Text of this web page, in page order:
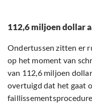
112,6 miljoen dollar
Ondertussen zitten er
op het moment van
van 112,6 miljoen
overtuigd dat het gaat